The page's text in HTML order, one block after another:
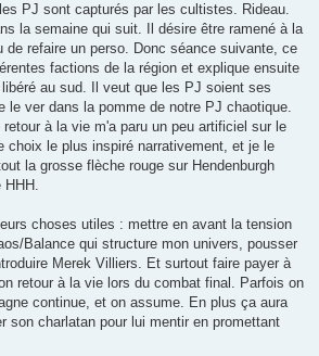
PJ sont capturés par les cultistes. Rideau.
la semaine qui suit. Il désire être ramené à la
de refaire un perso. Donc séance suivante, ce
factions de la région et explique ensuite
au sud. Il veut que les PJ soient ses
le ver dans la pomme de notre PJ chaotique.
à la vie m'a paru un peu artificiel sur le
choix le plus inspiré narrativement, et je le
la grosse flèche rouge sur Hendenburgh
HHH.
choses utiles : mettre en avant la tension
Balance qui structure mon univers, pousser
Merek Villiers. Et surtout faire payer à
retour à la vie lors du combat final. Parfois on
continue, et on assume. En plus ça aura
son charlatan pour lui mentir en promettant